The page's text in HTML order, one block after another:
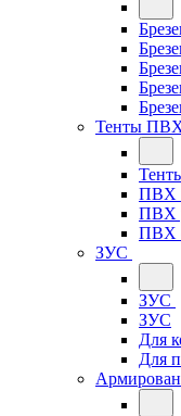
Тенты
ПВХ
ПВХ
ПВХ
ЗУС
ЗУС
ЗУС
Для
Для